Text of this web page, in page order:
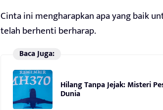
Cinta ini mengharapkan apa yang baik
telah berhenti berharap.
Baca Juga:
Hilang Tanpa Jejak: Misteri
Dunia